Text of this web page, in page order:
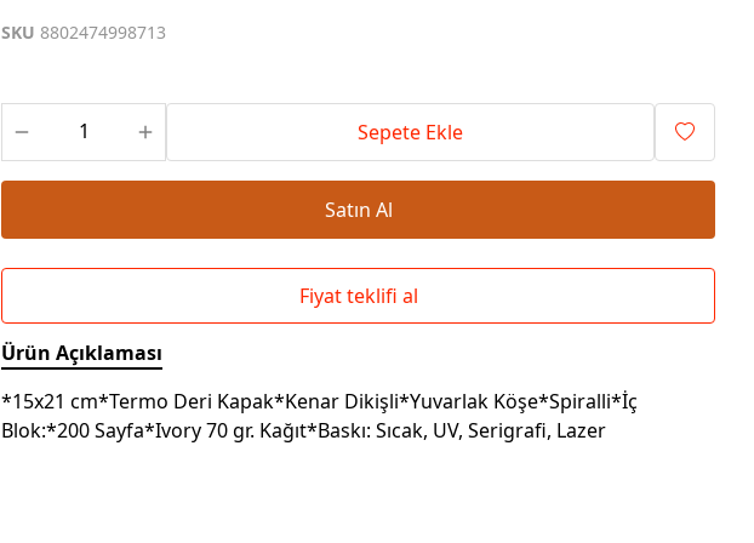
SKU 8802474998713
Sepete Ekle
Satın Al
Fiyat teklifi al
Ürün Açıklaması
*15x21 cm*Termo Deri Kapak*Kenar Dikişli*Yuvarlak Köşe*Spiralli*İç
Blok:*200 Sayfa*Ivory 70 gr. Kağıt*Baskı: Sıcak, UV, Serigrafi, Lazer